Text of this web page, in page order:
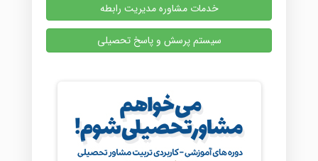
خدمات مشاوره مدیریت رابطه
سیستم پرسش و پاسخ تحصیلی